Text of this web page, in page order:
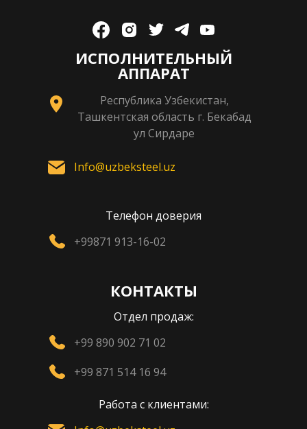
ИСПОЛНИТЕЛЬНЫЙ
АППАРАТ
Республика Узбекистан,
Ташкентская область г. Бекабад
ул Сирдаре
Info@uzbeksteel.uz
Телефон доверия
+99871 913-16-02
КОНТАКТЫ
Отдел продаж:
+99 890 902 71 02
+99 871 514 16 94
Работа с клиентами: